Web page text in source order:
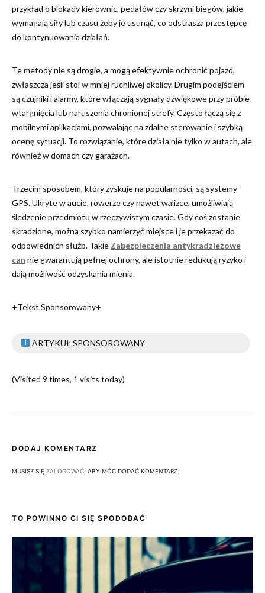
przykład o blokady kierownic, pedałów czy skrzyni biegów, jakie
wymagają siły lub czasu żeby je usunąć, co odstrasza przestępcę
do kontynuowania działań.
Te metody nie są drogie, a mogą efektywnie ochronić pojazd,
zwłaszcza jeśli stoi w mniej ruchliwej okolicy. Drugim podejściem
są czujniki i alarmy, które włączają sygnały dźwiękowe przy próbie
wtargnięcia lub naruszenia chronionej strefy. Często łączą się z
mobilnymi aplikacjami, pozwalając na zdalne sterowanie i szybką
ocenę sytuacji. To rozwiązanie, które działa nie tylko w autach, ale
również w domach czy garażach.
Trzecim sposobem, który zyskuje na popularności, są systemy
GPS. Ukryte w aucie, rowerze czy nawet walizce, umożliwiają
śledzenie przedmiotu w rzeczywistym czasie. Gdy coś zostanie
skradzione, można szybko namierzyć miejsce i je przekazać do
odpowiednich służb. Takie Zabezpieczenia antykradzieżowe
can nie gwarantują pełnej ochrony, ale istotnie redukują ryzyko i
dają możliwość odzyskania mienia.
+Tekst Sponsorowany+
ARTYKUŁ SPONSOROWANY
(Visited 9 times, 1 visits today)
DODAJ KOMENTARZ
MUSISZ SIĘ ZALOGOWAĆ , ABY MÓC DODAĆ KOMENTARZ.
TO POWINNO CI SIĘ SPODOBAĆ